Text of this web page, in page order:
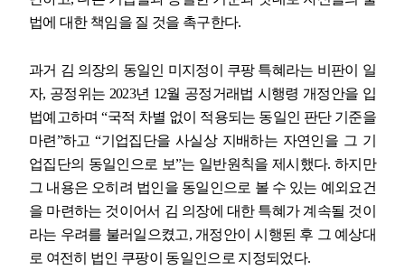
법에 대한 책임을 질 것을 촉구한다.
과거 김 의장의 동일인 미지정이 쿠팡 특혜라는 비판이 일
자, 공정위는 2023년 12월 공정거래법 시행령 개정안을 입
법예고하며“국적 차별 없이 적용되는 동일인 판단 기준을
마련”하고“기업집단을 사실상 지배하는 자연인을 그 기
업집단의 동일인으로 보”는 일반원칙을 제시했다.하지만
그 내용은 오히려 법인을 동일인으로 볼 수 있는 예외요건
을 마련하는 것이어서 김 의장에 대한 특혜가 계속될 것이
라는 우려를 불러일으켰고,개정안이 시행된 후 그 예상대
로 여전히 법인 쿠팡이 동일인으로 지정되었다.